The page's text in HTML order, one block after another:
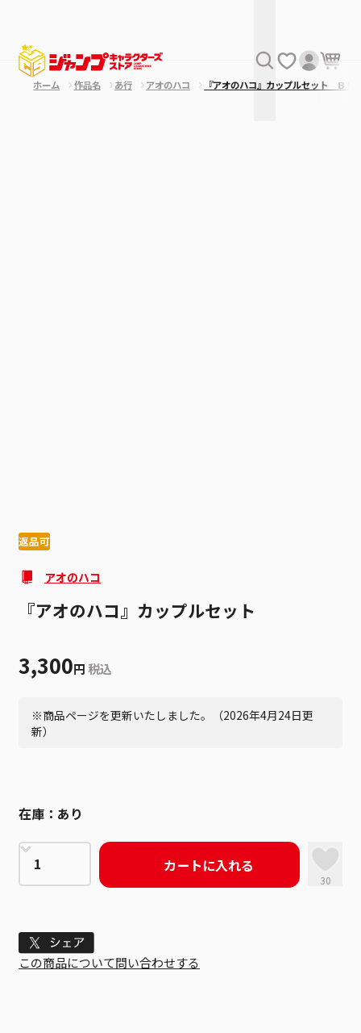
ホーム 作品名 あ行 アオのハコ 『アオのハコ』カップルセット ＢＥ
返品可
アオのハコ
『アオのハコ』カップルセット
3,300円 税込
※商品ページを更新いたしました。（2026年4月24日更
新）
在庫： あり
カートに入れる
30
Tweet
この商品について問い合わせする